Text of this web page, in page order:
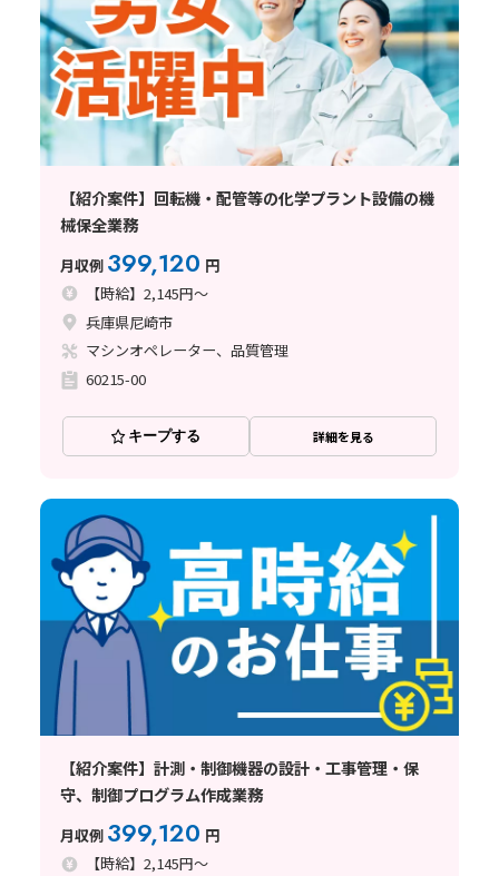
【紹介案件】回転機・配管等の化学プラント設備の機
械保全業務
月収例 399,120 円
【時給】2,145円～
兵庫県尼崎市
マシンオペレーター、品質管理
60215-00
キープする 詳細を見る
【紹介案件】計測・制御機器の設計・工事管理・保
守、制御プログラム作成業務
月収例 399,120 円
【時給】2,145円～